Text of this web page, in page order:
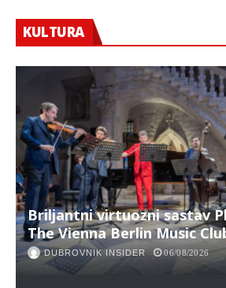
KULTURA
Briljantni virtuozni sastav
The Vienna Berlin Music
DUBROVNIK INSIDER 06/08/2026